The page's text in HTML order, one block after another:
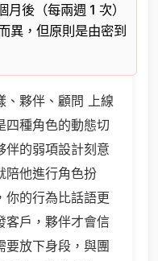
後（每兩週 1 次）
異，但原則是由密到
、夥伴、顧問 上線
四種角色的動態切
伴的弱項設計刻意
陪他進行角色扮
你的行為比話語更
客戶，夥伴才會信
要放下身段，與團